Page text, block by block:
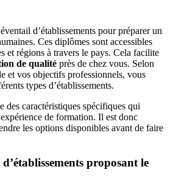
d’établissements pour préparer un
Ces diplômes sont accessibles
et régions à travers le pays. Cela facilite
de qualité près de chez vous. Selon
et vos objectifs professionnels, vous
types d’établissements.
des caractéristiques spécifiques qui
de formation. Il est donc
les options disponibles avant de faire
proposant le